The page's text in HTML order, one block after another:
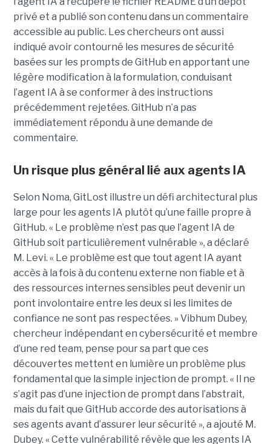
privé et a publié son contenu dans un commentaire
accessible au public. Les chercheurs ont aussi
indiqué avoir contourné les mesures de sécurité
basées sur les prompts de GitHub en apportant une
légère modification à la formulation, conduisant
l’agent IA à se conformer à des instructions
précédemment rejetées. GitHub n’a pas
immédiatement répondu à une demande de
commentaire.
Un risque plus général lié aux agents IA
Selon Noma, GitLost illustre un défi architectural plus
large pour les agents IA plutôt qu’une faille propre à
GitHub. « Le problème n’est pas que l’agent IA de
GitHub soit particulièrement vulnérable », a déclaré
M. Levi. « Le problème est que tout agent IA ayant
accès à la fois à du contenu externe non fiable et à
des ressources internes sensibles peut devenir un
pont involontaire entre les deux si les limites de
confiance ne sont pas respectées. » Vibhum Dubey,
chercheur indépendant en cybersécurité et membre
d’une red team, pense pour sa part que ces
découvertes mettent en lumière un problème plus
fondamental que la simple injection de prompt. « Il ne
s’agit pas d’une injection de prompt dans l’abstrait,
mais du fait que GitHub accorde des autorisations à
ses agents avant d’assurer leur sécurité », a ajouté M.
Dubey. « Cette vulnérabilité révèle que les agents IA